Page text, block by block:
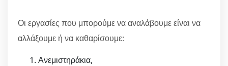
Οι εργασίες που μπορούμε να αναλάβουμε είναι να
αλλάξουμε ή να καθαρίσουμε:
Ανεμιστηράκια,